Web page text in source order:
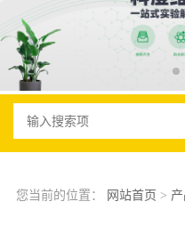
您当前的位置： 网站首页 >